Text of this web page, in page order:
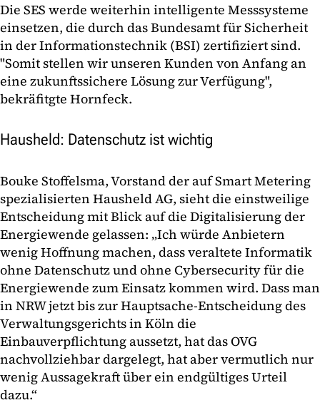
Die SES werde weiterhin intelligente Messsysteme
einsetzen, die durch das Bundesamt für Sicherheit
in der Informationstechnik (BSI) zertifiziert sind.
"Somit stellen wir unseren Kunden von Anfang an
eine zukunftssichere Lösung zur Verfügung",
bekräfitgte Hornfeck.
Hausheld: Datenschutz ist wichtig
Bouke Stoffelsma, Vorstand der auf Smart Metering
spezialisierten Hausheld AG, sieht die einstweilige
Entscheidung mit Blick auf die Digitalisierung der
Energiewende gelassen: „Ich würde Anbietern
wenig Hoffnung machen, dass veraltete Informatik
ohne Datenschutz und ohne Cybersecurity für die
Energiewende zum Einsatz kommen wird. Dass man
in NRW jetzt bis zur Hauptsache-Entscheidung des
Verwaltungsgerichts in Köln die
Einbauverpflichtung aussetzt, hat das OVG
nachvollziehbar dargelegt, hat aber vermutlich nur
wenig Aussagekraft über ein endgültiges Urteil
dazu.“